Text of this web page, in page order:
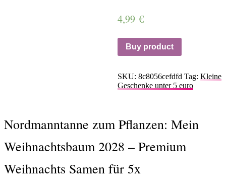
4,99 €
Buy product
SKU: 8c8056cefdfd Tag: Kleine
Geschenke unter 5 euro
Nordmanntanne zum Pflanzen: Mein
Weihnachtsbaum 2028 – Premium
Weihnachts Samen für 5x